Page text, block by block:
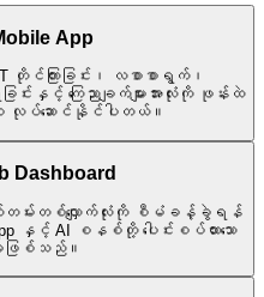
App
ြားခြင်း၊ လစာစာရွက်၊
းနှင့် ကြေညာချက်များအားလုံးကို ဖုန်းထဲ
လုပ်ဆောင်နိုင်ပါတယ်။
Dashboard
းတစ်လျှောက်လုံးကို စီမံခန့်ခွဲရန်
နှင့် AI စနစ်တို့ ပေါင်းစပ်ထားသော
ြစ်သည်။